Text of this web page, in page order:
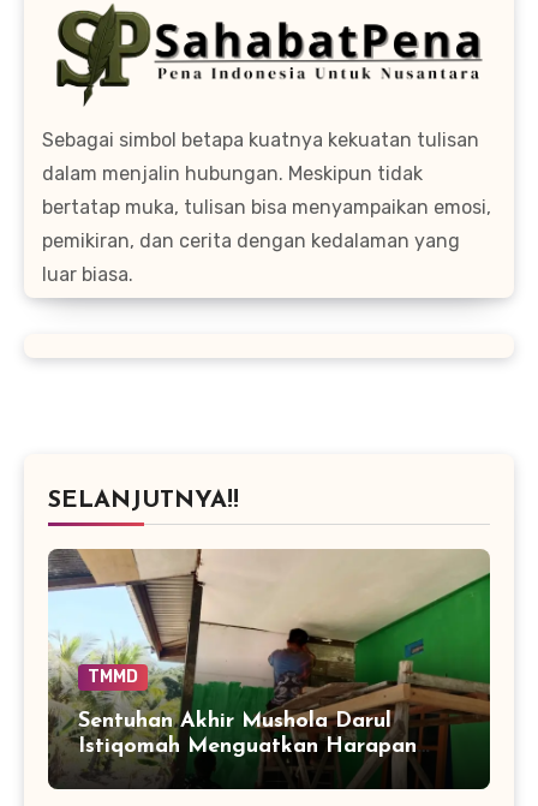
Sebagai simbol betapa kuatnya kekuatan tulisan
dalam menjalin hubungan. Meskipun tidak
bertatap muka, tulisan bisa menyampaikan emosi,
pemikiran, dan cerita dengan kedalaman yang
luar biasa.
SELANJUTNYA!!
TMMD
Sentuhan Akhir Mushola Darul
Istiqomah Menguatkan Harapan
Warga Tamban Bangun